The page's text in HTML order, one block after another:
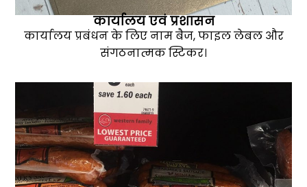
कार्यालय एवं प्रशासन
कार्यालय प्रबंधन के लिए नाम बैज, फाइल लेबल और
संगठनात्मक स्टिकर।